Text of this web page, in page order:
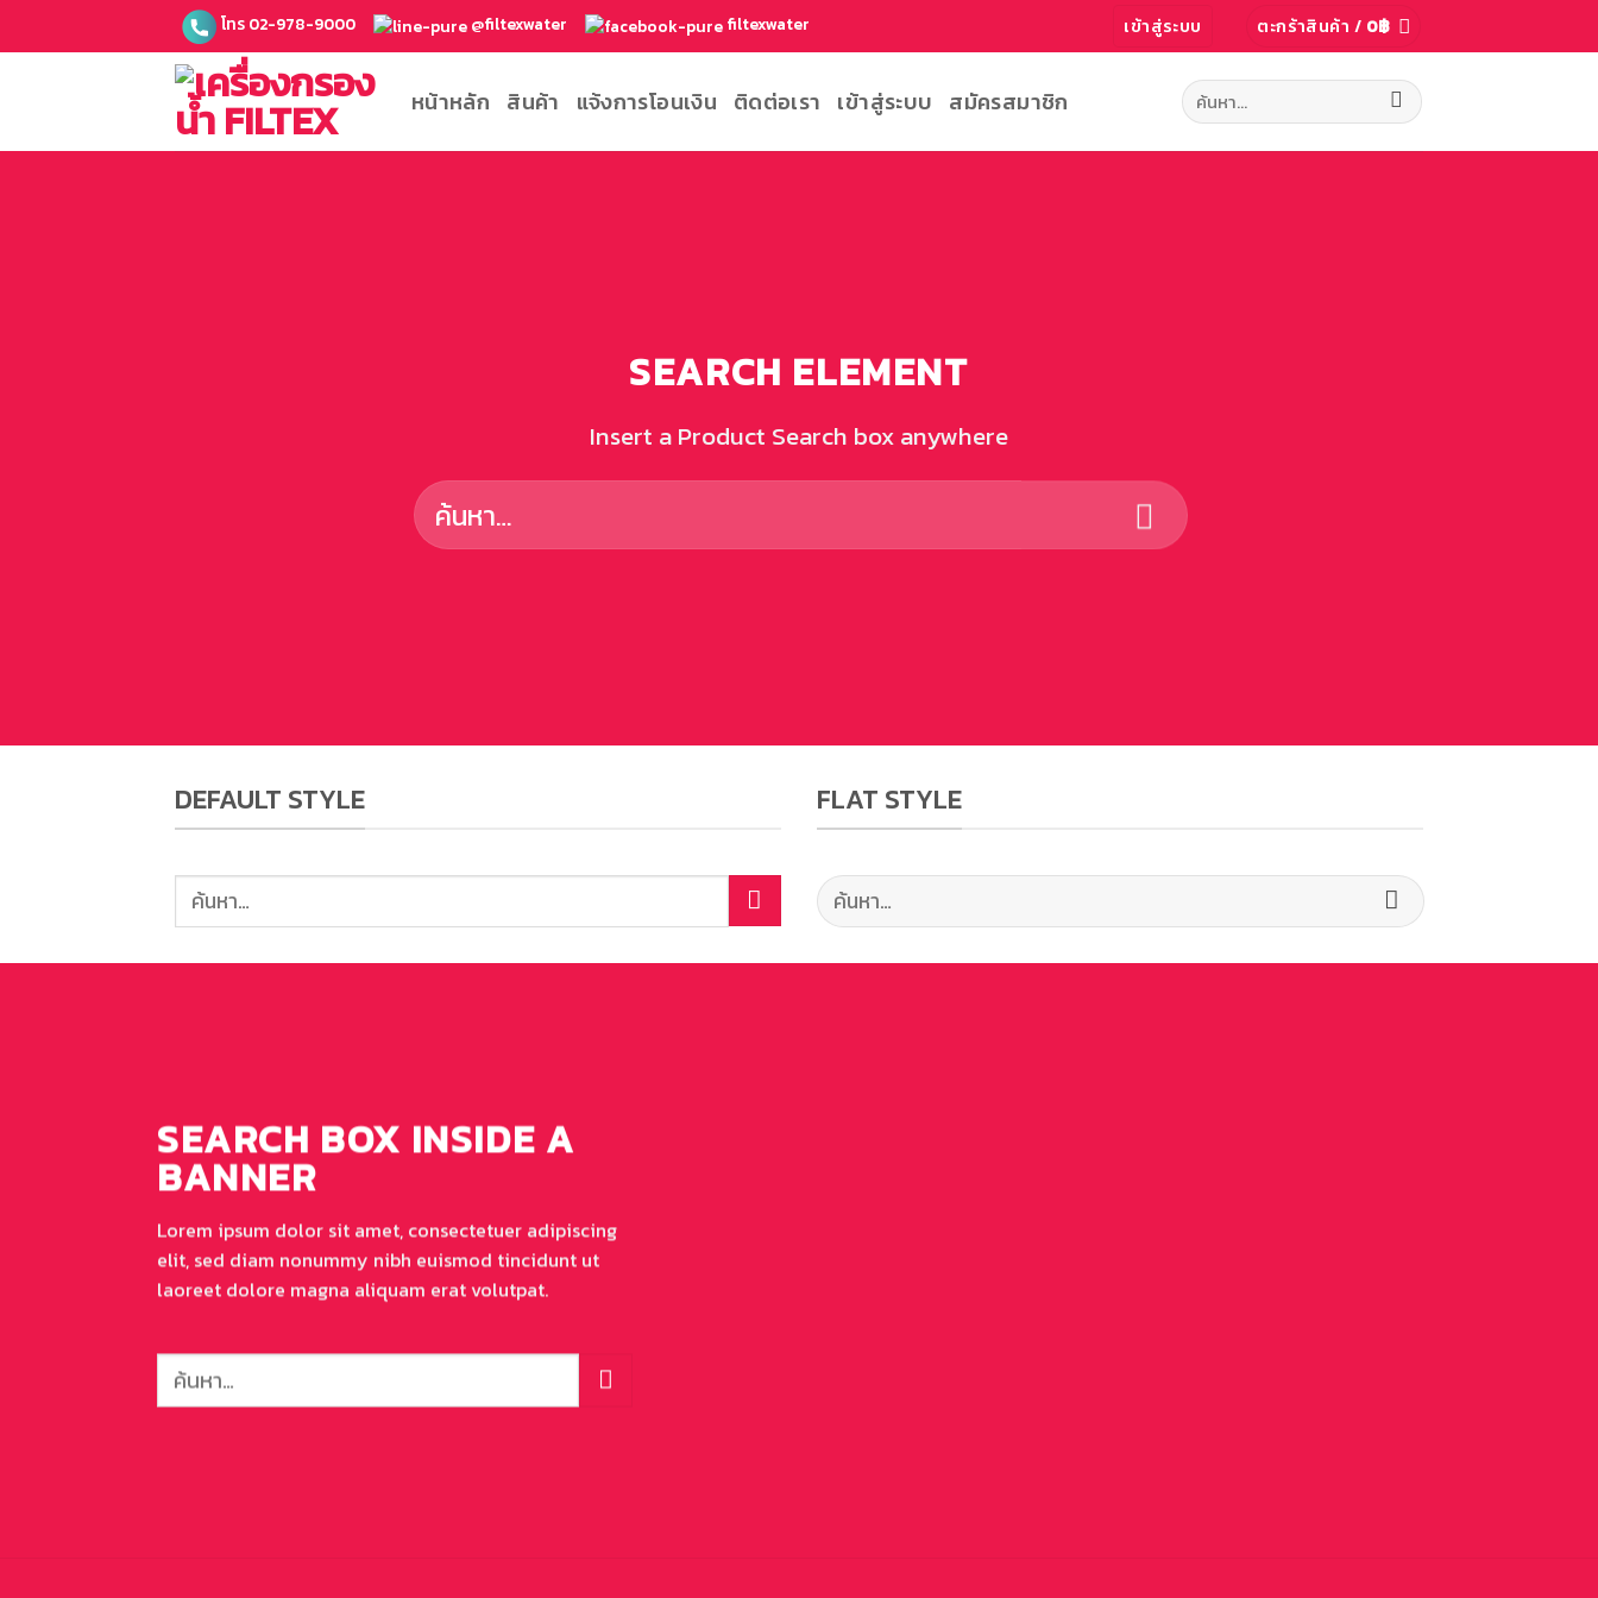
ไป
โทร 02-978-9000 @filtexwater filtexwater เข้าสู่ระบบ ตะกร้าสินค้า / 0฿
หน้าหลัก สินค้า แจ้งการโอนเงิน ติดต่อเรา เข้าสู่ระบบ สมัครสมาชิก ค้นหา:
SEARCH ELEMENT
Insert a Product Search box anywhere
ค้นหา:
DEFAULT STYLE
ค้นหา:
FLAT STYLE
ค้นหา:
SEARCH BOX INSIDE A
BANNER
Lorem ipsum dolor sit amet, consectetuer adipiscing
elit, sed diam nonummy nibh euismod tincidunt ut
laoreet dolore magna aliquam erat volutpat.
ค้นหา: